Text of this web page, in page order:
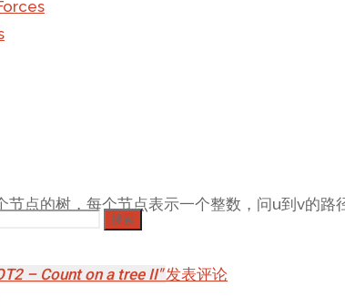
搜索
方法
– Count on a tree II
点的树，每个节点表示一个整数，问u到v的路
– Count on a tree II" 发表评论